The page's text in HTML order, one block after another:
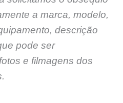
a marca, modelo,
descrição
pode ser
e filmagens dos